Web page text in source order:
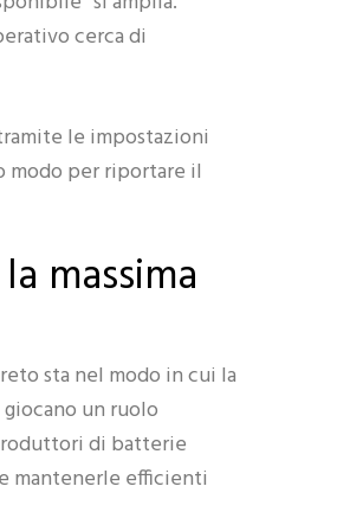
cerca di
le impostazioni
modo per riportare il
massima
sta nel modo in cui la
un ruolo
di batterie
mantenerle efficienti